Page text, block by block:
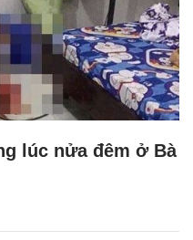
lúc nửa đêm ở Bà